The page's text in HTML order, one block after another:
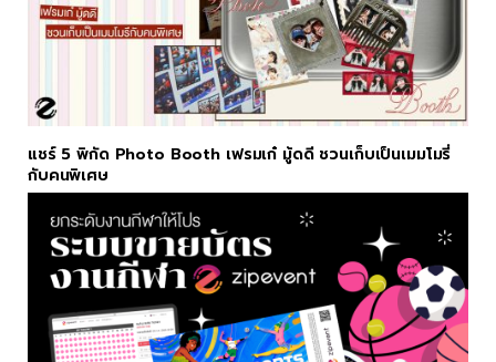
แชร์ 5 พิกัด Photo Booth เฟรมเก๋ มู้ดดี ชวนเก็บเป็นเมมโมรี่
กับคนพิเศษ